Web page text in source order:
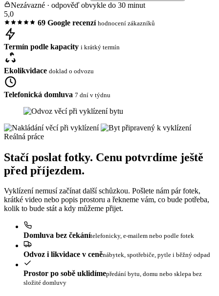
Nezávazné · odpověď obvykle do 30 minut
5,0
69 Google recenzí hodnocení zákazníků
Termín podle kapacity i krátký termín
Ekolikvidace doklad o odvozu
Telefonická domluva 7 dní v týdnu
Reálná práce
Stačí poslat fotky. Cenu potvrdíme ještě
před příjezdem.
Vyklízení nemusí začínat další schůzkou. Pošlete nám pár fotek,
krátké video nebo popis prostoru a řekneme vám, co bude potřeba,
kolik to bude stát a kdy můžeme přijet.
Domluva bez čekánítelefonicky, e-mailem nebo podle fotek
Odvoz i likvidace v ceněnábytek, spotřebiče, pytle i běžný odpad
Prostor po sobě uklidímepředání bytu, domu nebo sklepa bez
složité domluvy